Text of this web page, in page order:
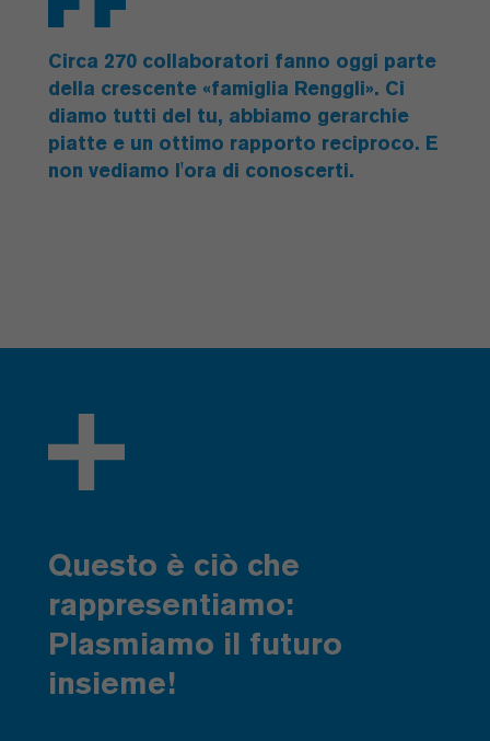
Circa 270 collaboratori fanno oggi parte
della crescente «famiglia Renggli». Ci
diamo tutti del tu, abbiamo gerarchie
piatte e un ottimo rapporto reciproco. E
non vediamo l'ora di conoscerti.
Questo è ciò che
rappresentiamo:
Plasmiamo il futuro
insieme!